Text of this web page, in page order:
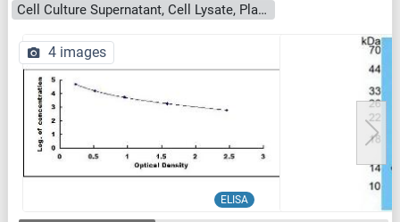
Cell Culture Supernatant, Cell Lysate, Plasma, Serum, Tissue Homogenate
ELISA
4 images